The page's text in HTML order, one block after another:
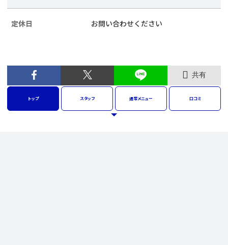
定休日 お問い合わせください
共有
トップ スタッフ 通常メニュー 口コミ